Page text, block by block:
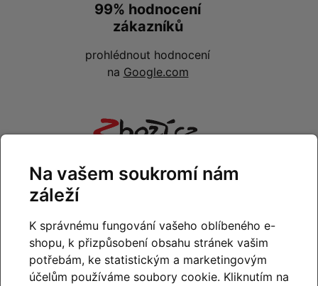
99% hodnocení
zákazníků
prohlédnout hodnocení
na Google.com
99% hodnocení
prohlédnout hodnocení
naZboží.cz aFirmy.cz
Na vašem soukromí nám
záleží
K správnému fungování vašeho oblíbeného e-
shopu, k přizpůsobení obsahu stránek vašim
potřebám, ke statistickým a marketingovým
účelům používáme soubory cookie. Kliknutím na